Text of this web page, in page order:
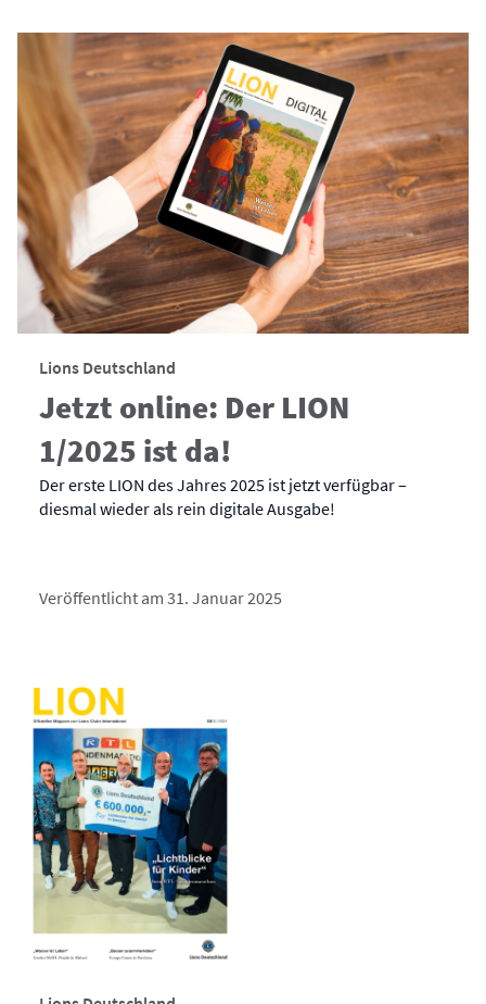
Lions Deutschland
Jetzt online: Der LION
1/2025 ist da!
Der erste LION des Jahres 2025 ist jetzt verfügbar –
diesmal wieder als rein digitale Ausgabe!
Veröffentlicht am 31. Januar 2025